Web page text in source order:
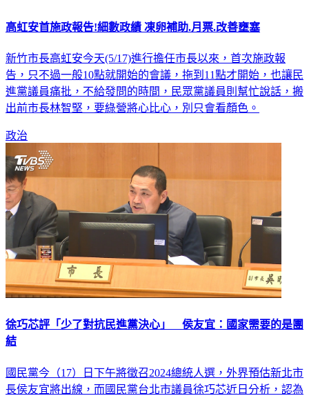
高虹安首施政報告!細數政績 凍卵補助.月票.改善壅塞
新竹市長高虹安今天(5/17)進行擔任市長以來，首次施政報
告，只不過一般10點就開始的會議，拖到11點才開始，也讓民
進黨議員痛批，不給發問的時間，民眾黨議員則幫忙說話，搬
出前市長林智堅，要綠營將心比心，別只會看顏色。
政治
徐巧芯評「少了對抗民進黨決心」 侯友宜：國家需要的是團
結
國民黨今（17）日下午將徵召2024總統人選，外界預估新北市
長侯友宜將出線，而國民黨台北市議員徐巧芯近日分析，認為